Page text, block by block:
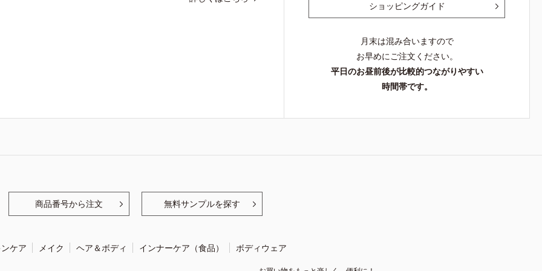
ショッピングガイド
月末は混み合いますので
お早めにご注文ください。
平日のお昼前後が比較的つながりやすい
時間帯です。
商品番号から注文 無料サンプルを探す
ケア メイク ヘア＆ボディ インナーケア（食品） ボディウェア